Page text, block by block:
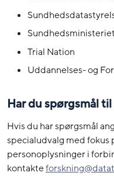
Trial Nation
Uddannelses- og
Har du spørgsmål
Hvis du har spørgsmål
specialudvalg med fokus
personoplysninger i
kontakte